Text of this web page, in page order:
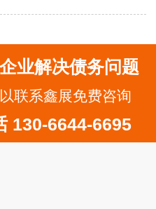
业解决债务问题
联系鑫展免费咨询
130-6644-6695